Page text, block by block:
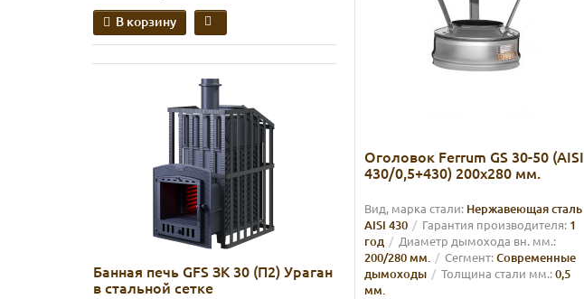
В корзину
Банная печь GFS ЗК 30 (П2) Ураган
в стальной сетке
Оголовок Ferrum GS 30-50 (AISI
430/0,5+430) 200х280 мм.
Вид, марка стали: Нержавеющая сталь
AISI 430
Гарантия производителя: 1
год
Диаметр дымохода вн. мм.:
200/280 мм. Сегмент:Современные
дымоходы
Толщина стали мм.:0,5
мм.